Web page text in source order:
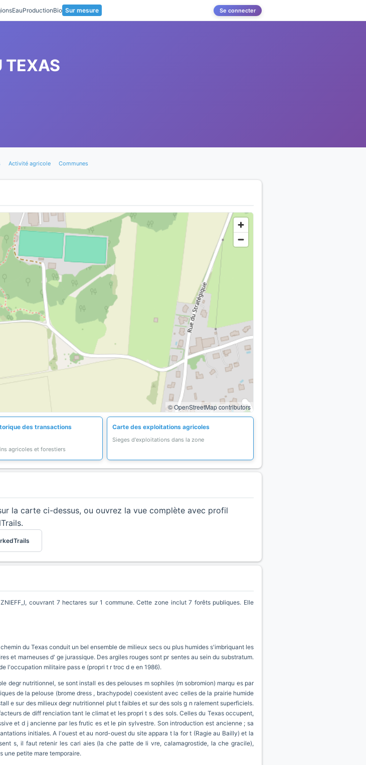
EauProductionBio Sur mesure Se connecter
TEXAS
Activité agricole Communes
© OpenStreetMap contributors
des transactions
agricoles et forestiers
Carte des exploitations agricoles
Sieges d'exploitations dans la zone
la carte ci-dessus, ou ouvrez la vue complète avec profil
couvrant 7 hectares sur 1 commune. Cette zone inclut 7 forêts publiques. Elle
du Texas conduit un bel ensemble de milieux secs ou plus humides s'imbriquant les
et marneuses d' ge jurassique. Des argiles rouges sont pr sentes au sein du substratum.
l'occupation militaire pass e (propri t r troc d e en 1986).
degr nutritionnel, se sont install es des pelouses m sophiles (m sobromion) marqu es par
de la pelouse (brome dress , brachypode) coexistent avec celles de la prairie humide
e sur des milieux degr nutritionnel plut t faibles et sur des sols g n ralement superficiels.
de diff renciation tant le climat et les propri t s des sols. Celles du Texas occupent,
et d j ancienne par les frutic es et le pin sylvestre. Son introduction est ancienne ; sa
initiales. A l'ouest et au nord-ouest du site appara t la for t (Ragie au Bailly) et la
s, il faut retenir les cari aies (la che patte de li vre, calamagrostide, la che gracile),
une petite mare temporaire.